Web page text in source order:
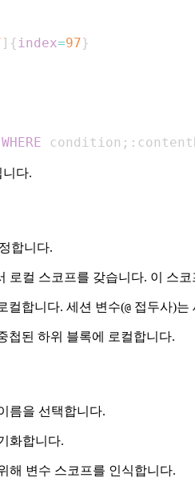
] { index=97}
WHERE condition ;
다.
합니다.
로컬 스코프를 갖습니다. 이 스
컬합니다. 세션 변수(@ 접두사)는
첩된 하위 블록에 로컬합니다.
름을 선택합니다.
화합니다.
해 변수 스코프를 인식합니다.